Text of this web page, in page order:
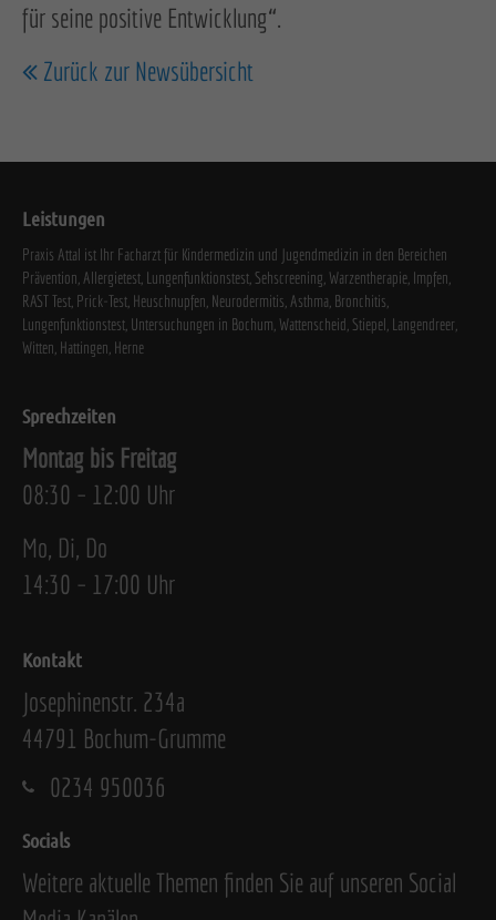
für seine positive Entwicklung“.
Zurück zur Newsübersicht
Leistungen
Praxis Attal ist Ihr Facharzt für Kindermedizin und Jugendmedizin in den Bereichen
Prävention, Allergietest, Lungenfunktionstest, Sehscreening, Warzentherapie, Impfen,
RAST Test, Prick-Test, Heuschnupfen, Neurodermitis, Asthma, Bronchitis,
Lungenfunktionstest, Untersuchungen in Bochum, Wattenscheid, Stiepel, Langendreer,
Witten, Hattingen, Herne
Sprechzeiten
Montag bis Freitag
08:30 – 12:00 Uhr
Mo, Di, Do
14:30 – 17:00 Uhr
Kontakt
Josephinenstr. 234a
44791 Bochum-Grumme
0234 950036
Socials
Weitere aktuelle Themen finden Sie auf unseren Social